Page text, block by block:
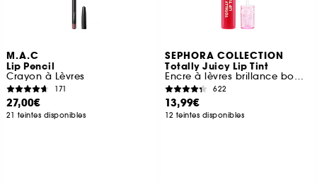
M.A.C
Lip Pencil
Crayon à Lèvres
171
27,00€
21 teintes disponibles
SEPHORA COLLECTION
Totally Juicy Lip Tint
Encre à lèvres brillance bombée
622
13,99€
12 teintes disponibles